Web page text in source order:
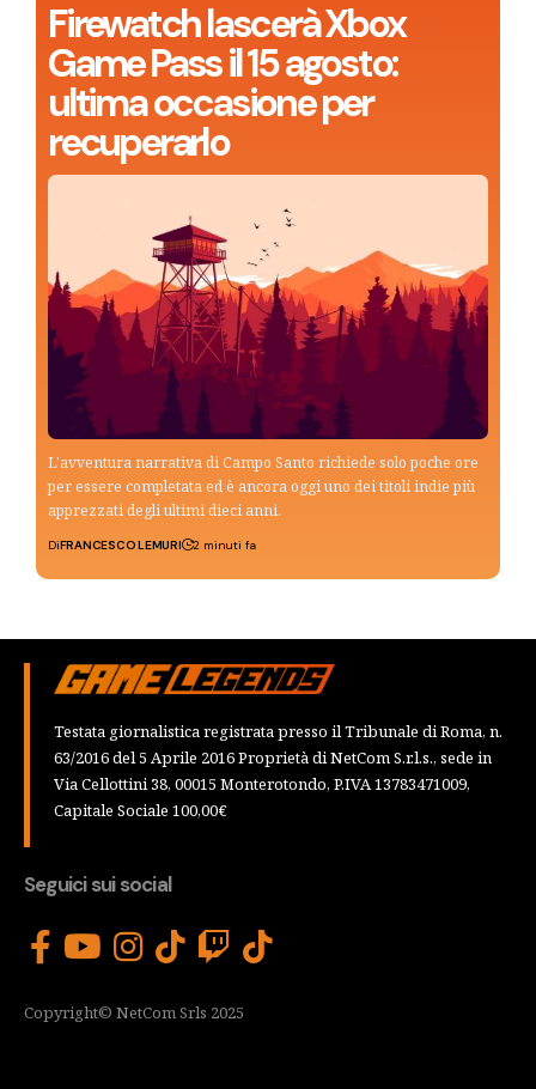
Firewatch lascerà Xbox
Game Pass il 15 agosto:
ultima occasione per
recuperarlo
L’avventura narrativa di Campo Santo richiede solo poche ore
per essere completata ed è ancora oggi uno dei titoli indie più
apprezzati degli ultimi dieci anni.
DiFRANCESCO LEMURI 2 minuti fa
Testata giornalistica registrata presso il Tribunale di Roma, n.
63/2016 del 5 Aprile 2016 Proprietà di NetCom S.r.l.s., sede in
Via Cellottini 38, 00015 Monterotondo, P.IVA 13783471009,
Capitale Sociale 100,00€
Seguici sui social
Copyright© NetCom Srls 2025